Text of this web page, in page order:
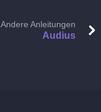
Andere Anleitungen
Audius